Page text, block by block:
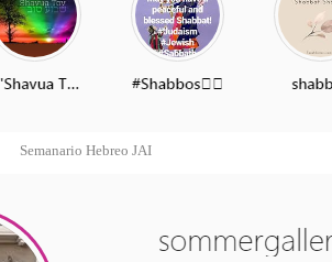
Semanario Hebreo JAI